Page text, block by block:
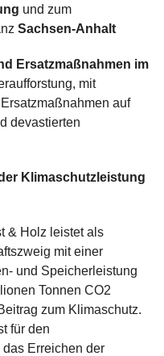
und zum
Sachsen-Anhalt
Ersatzmaßnahmen im
mit
auf
devastierten
Klimaschutzleistung
& Holz leistet als
mit einer
und Speicherleistung
Tonnen CO2
zum Klimaschutz.
für den
Erreichen der